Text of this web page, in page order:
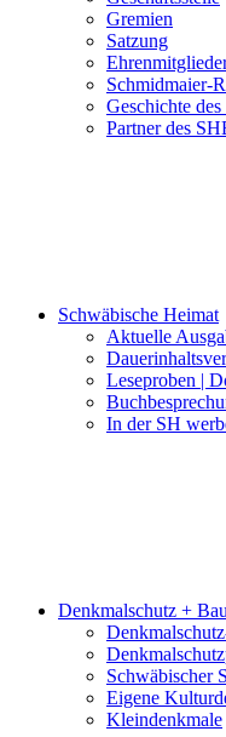
Gremien
Satzung
Schmidmaier-
Geschichte
Partner des
Schwäbische Heimat
Aktuelle
Leseproben |
In der SH
Denkmalschutz +
Schwäbischer
Eigene
Kleindenkmale